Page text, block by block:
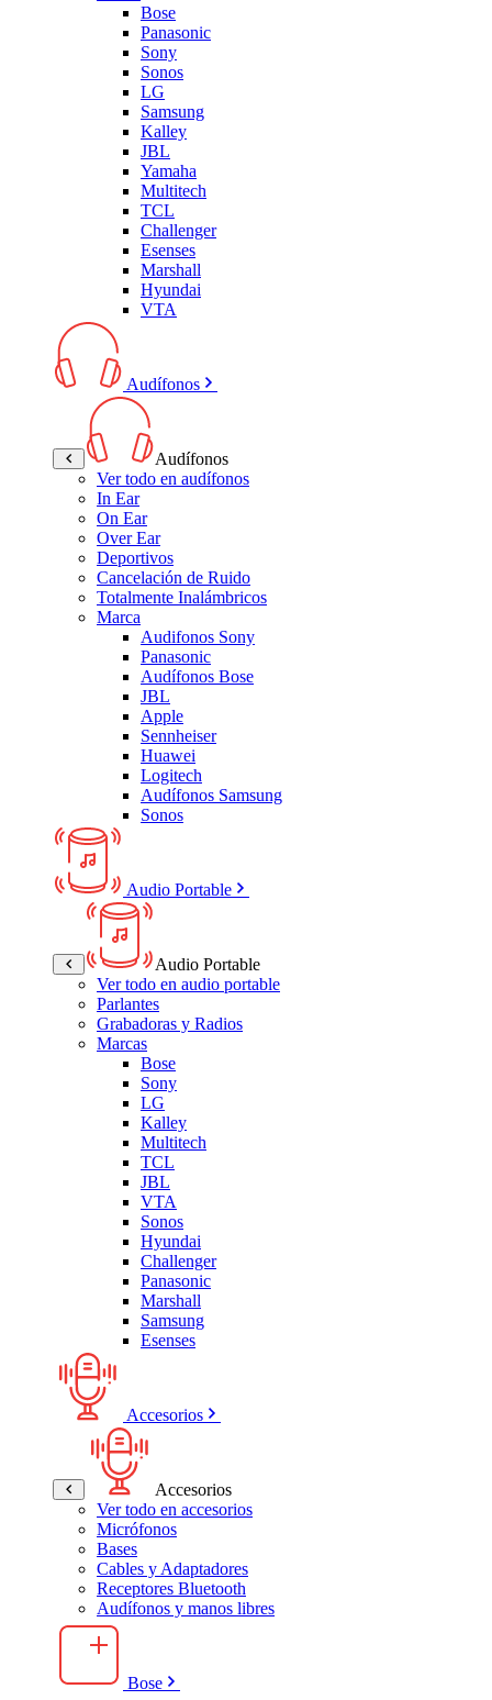
Bose
Panasonic
Sony
Sonos
LG
Samsung
Kalley
JBL
Yamaha
Multitech
TCL
Challenger
Esenses
Marshall
Hyundai
VTA
Audífonos
Audífonos
Ver todo en audífonos
In Ear
On Ear
Over Ear
Deportivos
Cancelación de Ruido
Totalmente Inalámbricos
Marca
Audifonos Sony
Panasonic
Audífonos Bose
JBL
Apple
Sennheiser
Huawei
Logitech
Audífonos Samsung
Sonos
Audio Portable
Audio Portable
Ver todo en audio portable
Parlantes
Grabadoras y Radios
Marcas
Bose
Sony
LG
Kalley
Multitech
TCL
JBL
VTA
Sonos
Hyundai
Challenger
Panasonic
Marshall
Samsung
Esenses
Accesorios
Accesorios
Ver todo en accesorios
Micrófonos
Bases
Cables y Adaptadores
Receptores Bluetooth
Audífonos y manos libres
Bose